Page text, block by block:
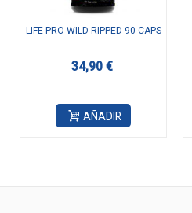
LIFE PRO WILD RIPPED 90 CAPS
34,90 €
AÑADIR